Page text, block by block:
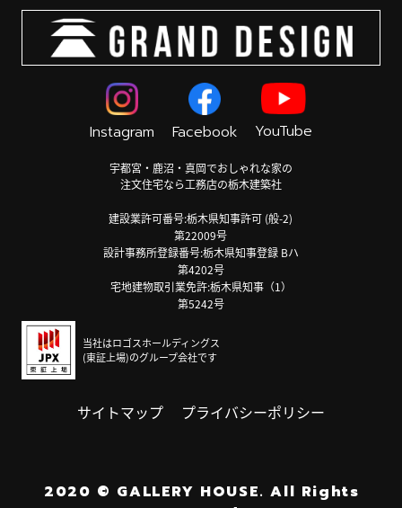
Instagram Facebook YouTube
宇都宮・鹿沼・真岡でおしゃれな家の
注文住宅なら工務店の栃木建築社
建設業許可番号:栃木県知事許可 (般-2)
第22009号
設計事務所登録番号:栃木県知事登録 Bハ
第4202号
宅地建物取引業免許:栃木県知事（1）
第5242号
当社はロゴスホールディングス
(東証上場)のグループ会社です
サイトマップ プライバシーポリシー
2020 © GALLERY HOUSE. All Rights